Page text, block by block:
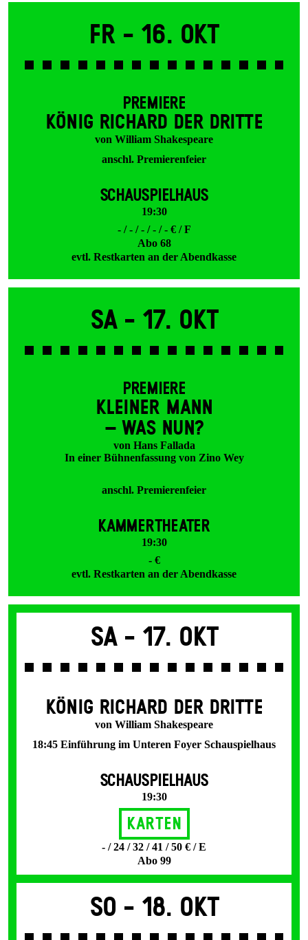
Fr - 16. Okt
PREMIERE
KÖNIG RICHARD DER DRITTE
von William Shakespeare
anschl. Premierenfeier
SCHAUSPIELHAUS
19:30
- / - / - / - / - € / F
Abo 68
evtl. Restkarten an der Abendkasse
Sa - 17. Okt
PREMIERE
KLEINER MANN
– WAS NUN?
von Hans Fallada
In einer Bühnenfassung von Zino Wey
anschl. Premierenfeier
KAMMERTHEATER
19:30
- €
evtl. Restkarten an der Abendkasse
Sa - 17. Okt
KÖNIG RICHARD DER DRITTE
von William Shakespeare
18:45 Einführung im Unteren Foyer Schauspielhaus
SCHAUSPIELHAUS
19:30
Karten
- / 24 / 32 / 41 / 50 € / E
Abo 99
So - 18. Okt